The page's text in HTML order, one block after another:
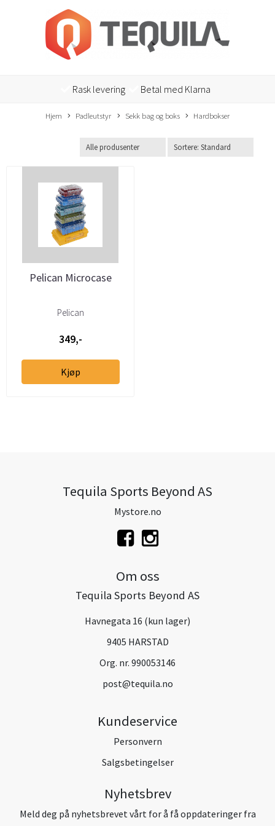
Rask levering Betal med Klarna
Hjem Padleutstyr Sekk bag og boks Hardbokser
Pelican Microcase
Pelican
349,-
Kjøp
Tequila Sports Beyond AS
Mystore.no
Om oss
Tequila Sports Beyond AS
Havnegata 16 (kun lager)
9405 HARSTAD
Org. nr. 990053146
post@tequila.no
Kundeservice
Personvern
Salgsbetingelser
Nyhetsbrev
Meld deg på nyhetsbrevet vårt for å få oppdateringer fra